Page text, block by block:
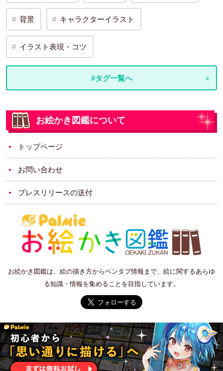
背景 キャラクターイラスト
イラスト表現・コツ
#タグ一覧へ
お絵かき図鑑について
トップページ
お問い合わせ
プレスリリースの送付
お絵かき図鑑は、絵の描き方からペンタブ情報まで、絵に関するあらゆ
る知識・情報を集めることを目指しています。